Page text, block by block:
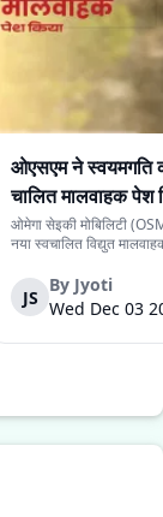
ओएसएम ने स्वयमगति
चालित मालवाहक पेश
ओमेगा सेइकी मोबिलिटी
नया स्वचालित विद्युत
के स्वचालित यात्री संस्करण
लिये प्रस्तुत किया गया दूसरा
JS
By Jyoti
Wed Dec 03